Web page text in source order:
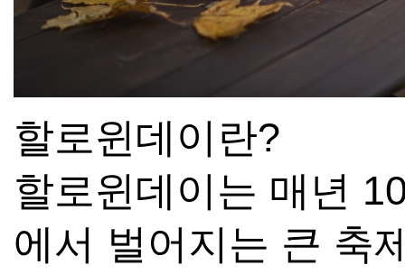
할로윈데이란?
할로윈데이는 매년
에서 벌어지는 큰 축